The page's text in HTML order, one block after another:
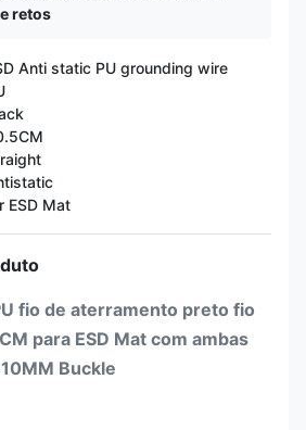
retos
Anti static PU grounding wire
ESD Mat
fio de aterramento preto fio
para ESD Mat com ambas
Buckle